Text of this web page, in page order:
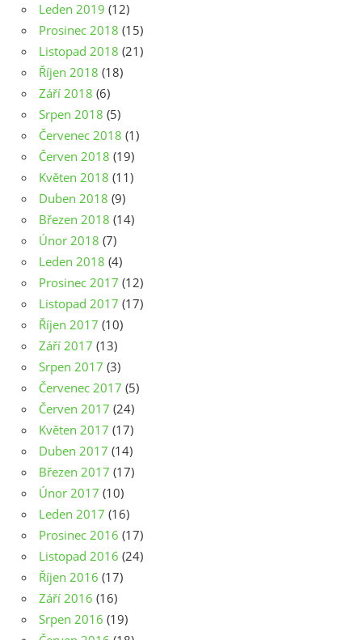
Leden 2019 (12)
Prosinec 2018 (15)
Listopad 2018 (21)
Říjen 2018 (18)
Září 2018 (6)
Srpen 2018 (5)
Červenec 2018 (1)
Červen 2018 (19)
Květen 2018 (11)
Duben 2018 (9)
Březen 2018 (14)
Únor 2018 (7)
Leden 2018 (4)
Prosinec 2017 (12)
Listopad 2017 (17)
Říjen 2017 (10)
Září 2017 (13)
Srpen 2017 (3)
Červenec 2017 (5)
Červen 2017 (24)
Květen 2017 (17)
Duben 2017 (14)
Březen 2017 (17)
Únor 2017 (10)
Leden 2017 (16)
Prosinec 2016 (17)
Listopad 2016 (24)
Říjen 2016 (17)
Září 2016 (16)
Srpen 2016 (19)